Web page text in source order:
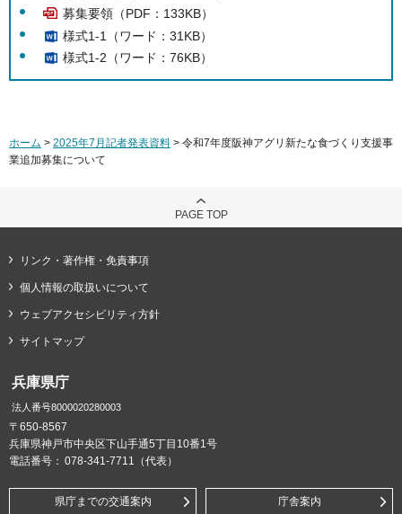
募集要領（PDF：133KB）
様式1-1（ワード：31KB）
様式1-2（ワード：76KB）
ホーム > 2025年7月記者発表資料 > 令和7年度阪神アグリ新たな食づくり支援事
業追加募集について
PAGE TOP
リンク・著作権・免責事項
個人情報の取扱いについて
ウェブアクセシビリティ方針
サイトマップ
兵庫県庁
法人番号8000020280003
〒650-8567
兵庫県神戸市中央区下山手通5丁目10番1号
電話番号： 078-341-7711（代表）
県庁までの交通案内 庁舎案内